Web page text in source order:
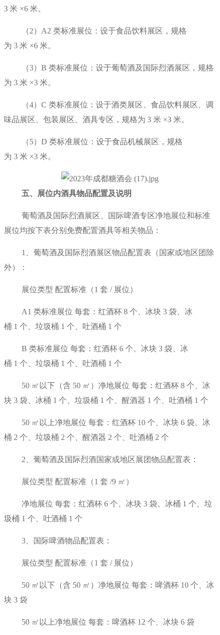
3 米 ×6 米。
（2）A2 类标准展位：设于食品饮料展区，规格
为 3 米 ×6 米。
（3）B 类标准展位：设于葡萄酒及国际烈酒展区，规格
为 3 米 ×3 米。
（4）C 类标准展位：设于酒类展区、食品饮料展区、调
味品展区、包装展区、酒具专区，规格为 3 米 ×3 米。
（5）D 类标准展位：设于食品机械展区，规格
为 3 米 ×3 米。
五、展位内酒具物品配置及说明
葡萄酒及国际烈酒展区、国际啤酒专区净地展位和标准
展位均按下表分别免费配置酒具等相关物品：
1、葡萄酒及国际烈酒展区物品配置表（国家或地区团除
外）：
展位类型 配置标准（1 套 / 展位）
A1 类标准展位 每套：红酒杯 8 个、冰块 3 袋、冰
桶 1 个、垃圾桶 1 个、吐酒桶 1 个
B 类标准展位 每套：红酒杯 6 个、冰块 3 袋、冰
桶 1 个、垃圾桶 1 个、吐酒桶 1 个
50 ㎡以下（含 50 ㎡）净地展位 每套：红酒杯 8 个、冰
块 3 袋、冰桶 1 个、垃圾桶 1 个、醒酒器 1 个、吐酒桶 1 个
50 ㎡以上净地展位 每套：红酒杯 10 个、冰块 6 袋、冰
桶 2 个、垃圾桶 2 个、醒酒器 2 个、吐酒桶 2 个
2、葡萄酒及国际烈酒国家或地区展团物品配置表：
展位类型 配置标准（1 套 /9 ㎡）
净地展位 每套：红酒杯 6 个、冰块 3 袋、冰桶 1 个、垃
圾桶 1 个、吐酒桶 1 个
3、国际啤酒物品配置表：
展位类型 配置标准（1 套 / 展位）
50 ㎡以下（含 50 ㎡）净地展位 每套：啤酒杯 10 个、冰
块 3 袋
50 ㎡以上净地展位 每套：啤酒杯 12 个、冰块 6 袋